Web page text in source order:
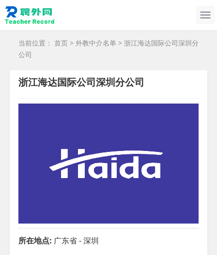
当前位置： 首页 > 外教中介名单 > 浙江海达国际公司深圳分
公司
浙江海达国际公司深圳分公司
所在地点: 广东省 - 深圳